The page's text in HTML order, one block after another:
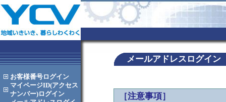
お客様番号ログイン
マイページID(アクセス
ナンバー)ログイン
メールアドレスログイン
［注意事項］